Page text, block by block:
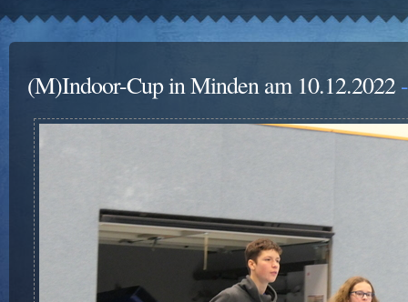
(M)Indoor-Cup in Minden am 10.12.2022-